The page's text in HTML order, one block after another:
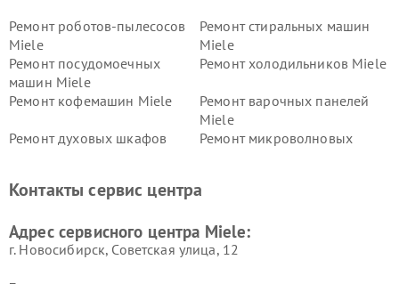
Ремонт роботов-пылесосов
Miele
Ремонт стиральных машин
Miele
Ремонт посудомоечных
машин Miele
Ремонт холодильников Miele
Ремонт кофемашин Miele
Ремонт варочных панелей
Miele
Ремонт духовых шкафов
Ремонт микроволновых
Miele
Miele
пылесосов Miele
Контакты сервис центра
Адрес сервисного центра Miele:
г. Новосибирск, Советская улица, 12